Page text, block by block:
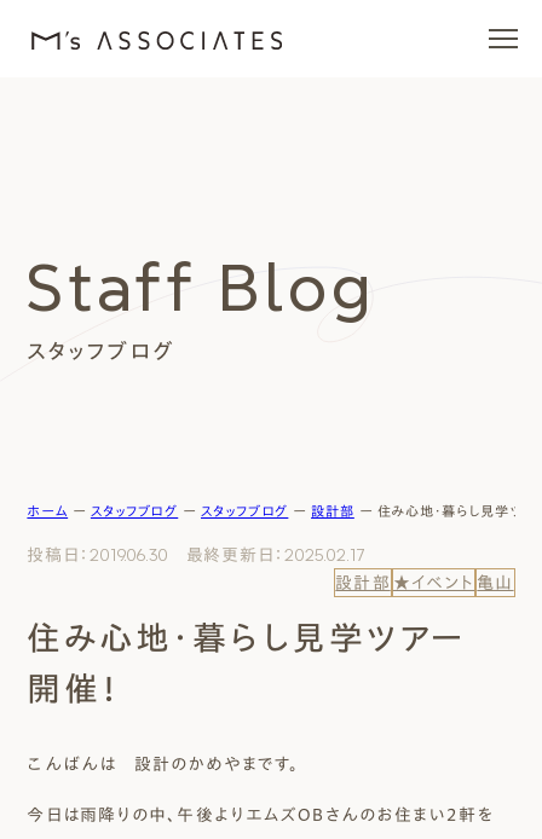
エムズを愛する人たち
施工事例
エムズのこと
0120-40-6613
モデルハウスを見る
スタッフブログ
Staff Blog
ホーム ー スタッフブログ ー スタッフブログ ー設計部 ー 住み心地・暮らし見学ツ
投稿日：2019.06.30 最終更新日：2025.02.17
設計部 ★イベント 亀山
住み心地・暮らし見学ツアー
開催！
こんばんは 設計のかめやまです。
今日は雨降りの中、午後よりエムズOBさんのお住まい２軒を